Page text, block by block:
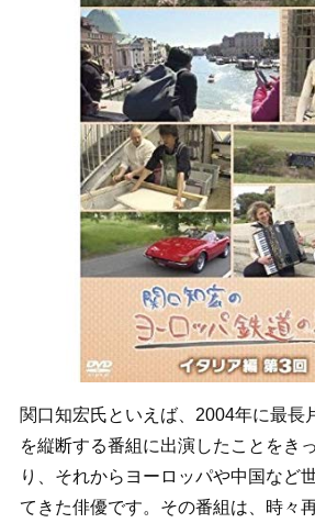
関口知宏氏といえば、2004年に最長
を縦断する番組に出演したことをき
り、それからヨーロッパや中国など
てきた俳優です。その番組は、時々